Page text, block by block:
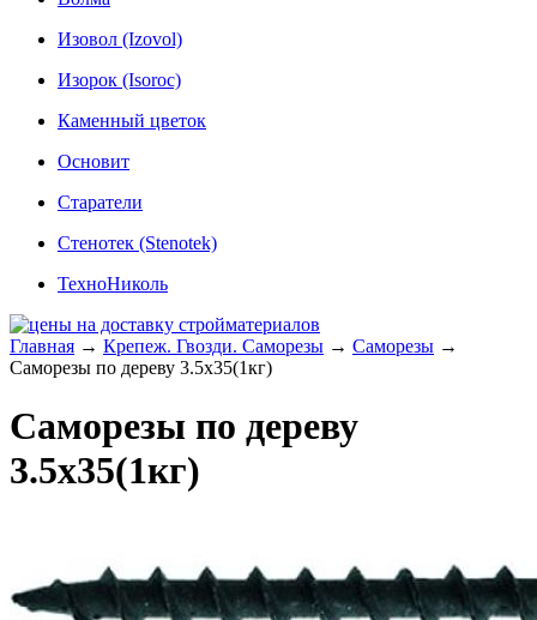
Изовол (Izovol)
Изорок (Isoroc)
Каменный цветок
Основит
Старатели
Стенотек (Stenotek)
ТехноНиколь
Главная → Крепеж. Гвозди. Саморезы → Саморезы →
Саморезы по дереву 3.5x35(1кг)
Саморезы по дереву
3.5x35(1кг)